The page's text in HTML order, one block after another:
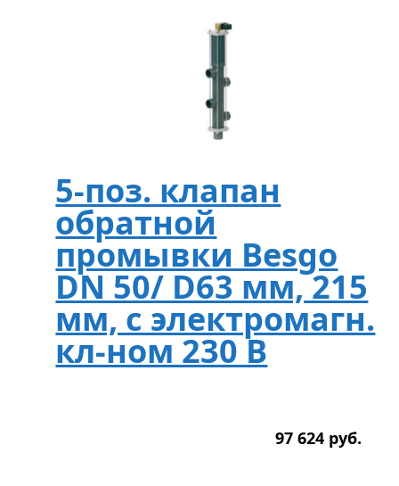
5-поз. клапан
обратной
промывки Besgo
DN 50/ D63 мм, 215
мм, с электромагн.
кл-ном 230 В
97 624 руб.